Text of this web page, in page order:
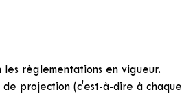
les règlementations en vigueur.
projection (c'est-à-dire à chaque